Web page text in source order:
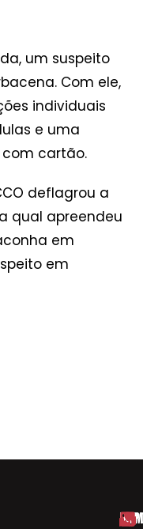
um suspeito
Com ele,
individuais
e uma
cartão.
deflagrou a
qual apreendeu
em
em